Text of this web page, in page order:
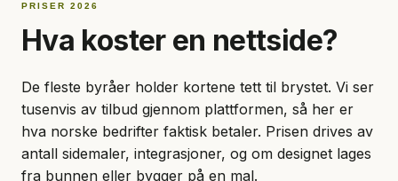
PRISER 2026
Hva koster en nettside?
De fleste byråer holder kortene tett til brystet. Vi ser
tusenvis av tilbud gjennom plattformen, så her er
hva norske bedrifter faktisk betaler. Prisen drives av
antall sidemaler, integrasjoner, og om designet lages
fra bunnen eller bygger på en mal.